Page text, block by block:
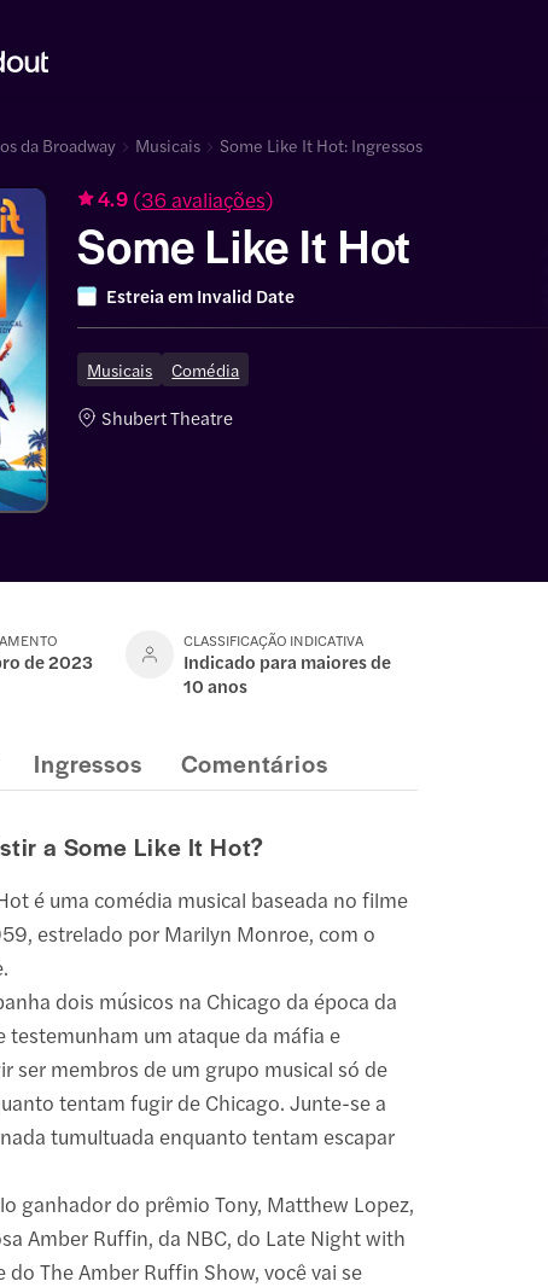
da Broadway Musicais Some Like It Hot: Ingressos
4.9 (36 avaliações)
Some Like It Hot
Estreia emInvalid Date
Musicais Comédia
Shubert Theatre
de 2023
CLASSIFICAÇÃO INDICATIVA
Indicado para maiores de
10 anos
Ingressos Comentários
a Some Like It Hot?
é uma comédia musical baseada no filme
estrelado por Marilyn Monroe, com o
dois músicos na Chicago da época da
testemunham um ataque da máfia e
ser membros de um grupo musical só de
tentam fugir de Chicago. Junte-se a
tumultuada enquanto tentam escapar
ganhador do prêmio Tony, Matthew Lopez,
Amber Ruffin, da NBC, do Late Night with
do The Amber Ruffin Show, você vai se